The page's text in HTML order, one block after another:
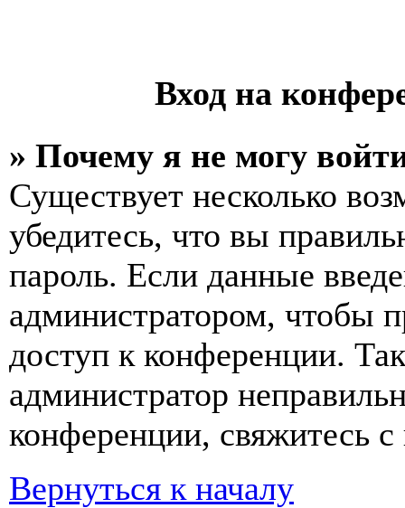
Вход на
» Почему я не могу
Существует несколько
убедитесь, что вы
пароль. Если данные
администратором, чтобы
доступ к конференции.
администратор
конференции, свяжитесь
Вернуться к началу